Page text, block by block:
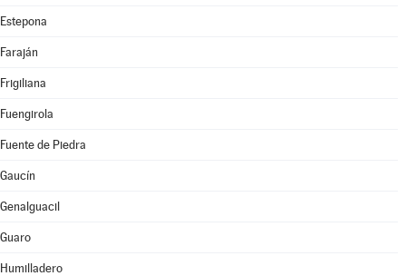
Estepona
Faraján
Frigiliana
Fuengirola
Fuente de Piedra
Gaucín
Genalguacil
Guaro
Humilladero